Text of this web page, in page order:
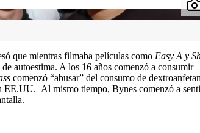
que mientras filmaba películas como Easy A y
autoestima. A los 16 años comenzó a consumir
comenzó “abusar” del consumo de
EE.UU. Al mismo tiempo, Bynes comenzó a